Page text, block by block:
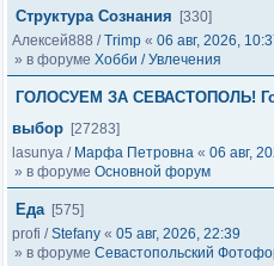
Структура Сознания
[330]
Алексей888 /Trimp « 06 авг, 2026,
» в форуме Хобби / Увлечения
ГОЛОСУЕМ ЗА СЕВАСТОПОЛЬ!
выбор [27283]
lasunya / Марфа Петровна « 06 авг,
» в форуме Основной форум
Еда [575]
profi /Stefany « 05 авг, 2026, 22:39
» в форуме Севастопольский